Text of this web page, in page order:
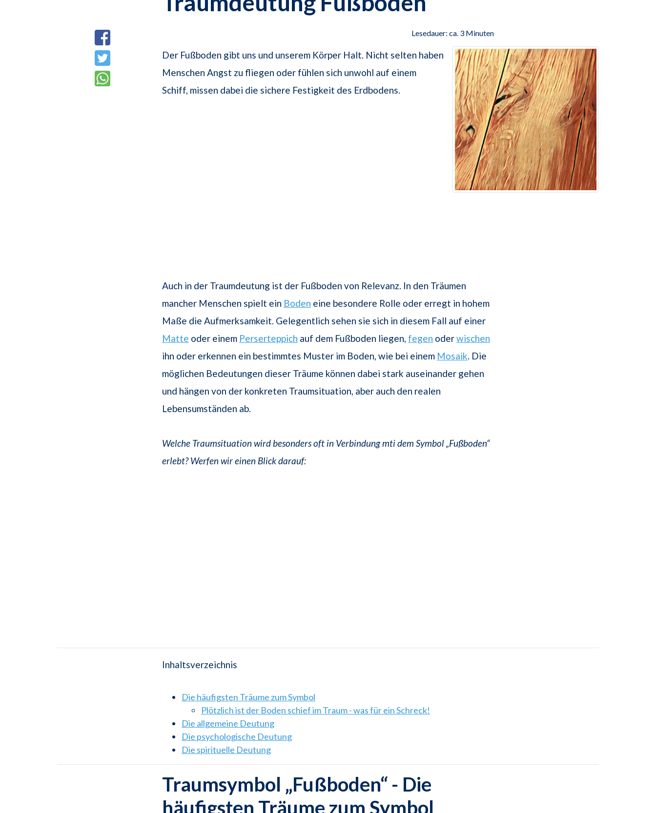
Lesedauer: ca. 3 Minuten
Der Fußboden gibt uns und unserem Körper Halt. Nicht selten haben
Menschen Angst zu fliegen oder fühlen sich unwohl auf einem
Schiff, missen dabei die sichere Festigkeit des Erdbodens.
Auch in der Traumdeutung ist der Fußboden von Relevanz. In den Träumen
mancher Menschen spielt ein Boden eine besondere Rolle oder erregt in hohem
Maße die Aufmerksamkeit. Gelegentlich sehen sie sich in diesem Fall auf einer
Matte oder einem Perserteppich auf dem Fußboden liegen, fegen oderwischen
ihn oder erkennen ein bestimmtes Muster im Boden, wie bei einem Mosaik. Die
möglichen Bedeutungen dieser Träume können dabei stark auseinander gehen
und hängen von der konkreten Traumsituation, aber auch den realen
Lebensumständen ab.
Welche Traumsituation wird besonders oft in Verbindung mti dem Symbol „Fußboden“
erlebt? Werfen wir einen Blick darauf:
Inhaltsverzeichnis
Die häufigsten Träume zum Symbol
Plötzlich ist der Boden schief im Traum - was für ein Schreck!
Die allgemeine Deutung
Die psychologische Deutung
Die spirituelle Deutung
Traumsymbol „Fußboden“ - Die
häufigsten Träume zum Symbol